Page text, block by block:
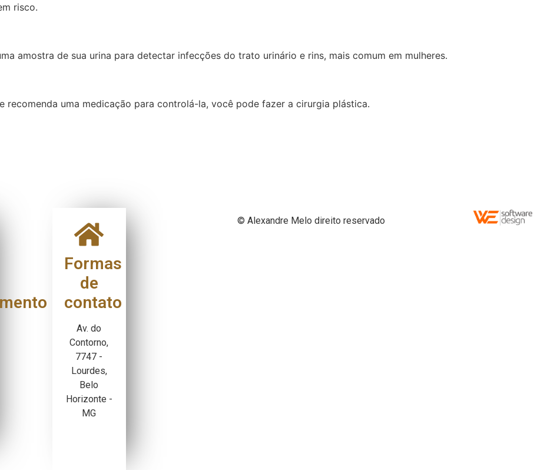
risco.
amostra de sua urina para detectar infecções do trato urinário e rins, mais comum em mulheres.
recomenda uma medicação para controlá-la, você pode fazer a cirurgia plástica.
Formas
de
contato
Av. do
Contorno,
7747 -
Lourdes,
Belo
Horizonte -
MG
© Alexandre Melo direito reservado